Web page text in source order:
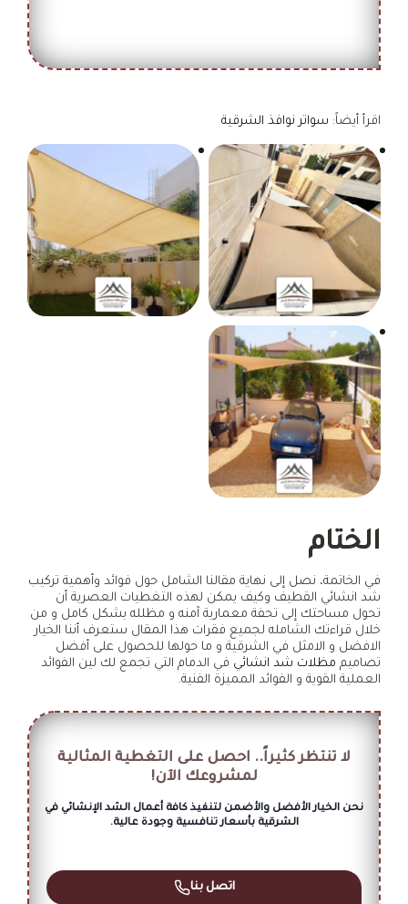
اقرأ أيضاً: سواتر نوافذ الشرقية
الختام
في الخاتمة، نصل إلى نهاية مقالنا الشامل حول فوائد وأهمية تركيب
شد انشائي القطيف وكيف يمكن لهذه التغطيات العصرية أن
تحول مساحتك إلى تحفة معمارية آمنه و مظلله بشكل كامل و من
خلال قراءتك الشامله لجميع فقرات هذا المقال ستعرف أننا الخيار
الافضل و الامثل في الشرقية و ما حولها للحصول على أفضل
تصاميم مظلات شد انشائي في الدمام التي تجمع لك لين الفوائد
العملية القوية و الفوائد المميزة الفنية.
لا تنتظر كثيراً.. احصل على التغطية المثالية
لمشروعك الآن!
نحن الخيار الأفضل والأضمن لتنفيذ كافة أعمال الشد الإنشائي في
الشرقية بأسعار تنافسية وجودة عالية.
اتصل بنا